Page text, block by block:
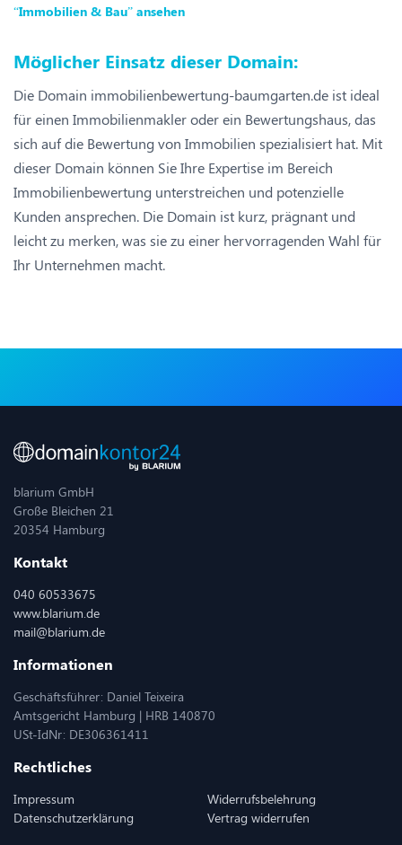
“Immobilien & Bau” ansehen
Möglicher Einsatz dieser Domain:
Die Domain immobilienbewertung-baumgarten.de ist ideal
für einen Immobilienmakler oder ein Bewertungshaus, das
sich auf die Bewertung von Immobilien spezialisiert hat. Mit
dieser Domain können Sie Ihre Expertise im Bereich
Immobilienbewertung unterstreichen und potenzielle
Kunden ansprechen. Die Domain ist kurz, prägnant und
leicht zu merken, was sie zu einer hervorragenden Wahl für
Ihr Unternehmen macht.
blarium GmbH
Große Bleichen 21
20354 Hamburg
Kontakt
040 60533675
www.blarium.de
mail@blarium.de
Informationen
Geschäftsführer: Daniel Teixeira
Amtsgericht Hamburg | HRB 140870
USt-IdNr: DE306361411
Rechtliches
Impressum
Datenschutzerklärung
Widerrufsbelehrung
Vertrag widerrufen